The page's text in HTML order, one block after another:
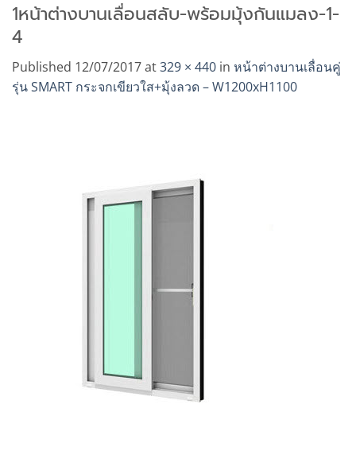
1หน้าต่างบานเลื่อนสลับ-พร้อมมุ้งกันแมลง-1-
4
Published 12/07/2017at329 × 440 in หน้าต่างบานเลื่อนคู่
รุ่น SMART กระจกเขียวใส+มุ้งลวด – W1200xH1100